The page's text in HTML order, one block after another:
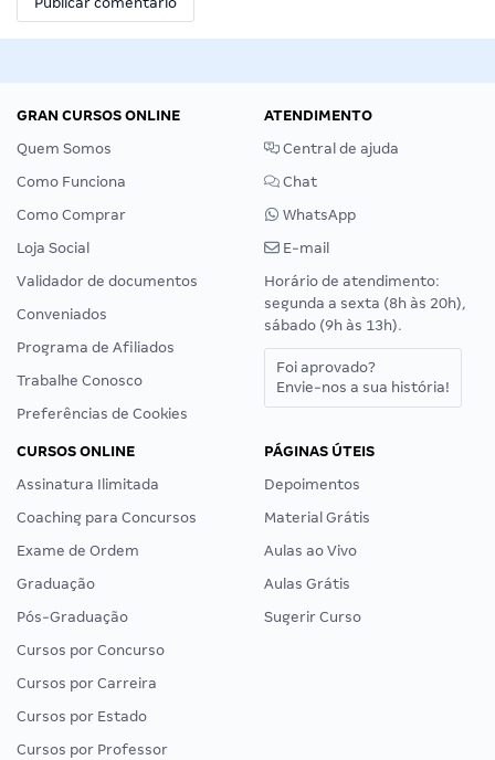
GRAN CURSOS ONLINE
Quem Somos
Como Funciona
Como Comprar
Loja Social
Validador de documentos
Conveniados
Programa de Afiliados
Trabalhe Conosco
Preferências de Cookies
ATENDIMENTO
Central de ajuda
Chat
WhatsApp
E-mail
Horário de atendimento:
segunda a sexta (8h às 20h),
sábado (9h às 13h).
Foi aprovado?
Envie-nos a sua história!
CURSOS ONLINE
Assinatura Ilimitada
Coaching para Concursos
Exame de Ordem
Graduação
Pós-Graduação
Cursos por Concurso
Cursos por Carreira
Cursos por Estado
Cursos por Professor
PÁGINAS ÚTEIS
Depoimentos
Material Grátis
Aulas ao Vivo
Aulas Grátis
Sugerir Curso